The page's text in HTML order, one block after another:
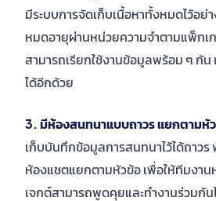
มีระบบการจัดเก็บเนื้อหาทั้งหมดไว้อย่
หมดอายุผ่านหน่วยความจำตามแพ็ก
สามารถเรียกใช้งานข้อมูลพร้อม ๆ กั
ได้อีกด้วย
3. มีห้องสนทนาแบบถาวร แยกตามหั
เก็บบันทึกข้อมูลการสนทนาไว้ได้ถาวร
ห้องแชตแยกตามหัวข้อ เพื่อให้ทีมงา
เจกต์สามารถพูดคุยและทำงานร่วมกั